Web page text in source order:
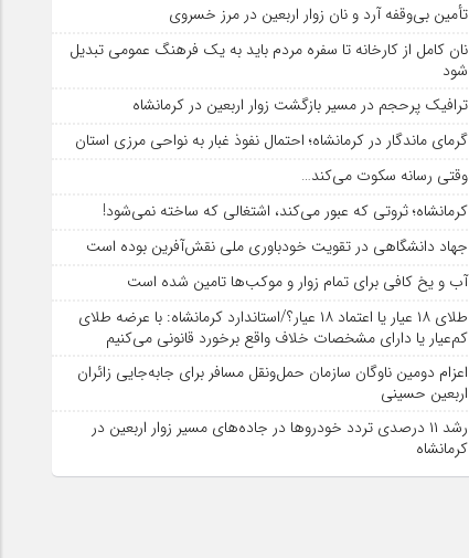
تأمین بی‌وقفه آرد و نان زوار اربعین در مرز خسروی
نان کامل از کارخانه تا سفره مردم باید به یک فرهنگ عمومی تبدیل
شود
ترافیک پرحجم در مسیر بازگشت زوار اربعین در کرمانشاه
گرمای ماندگار در کرمانشاه؛ احتمال نفوذ غبار به نواحی مرزی استان
وقتی رسانه سکوت می‌کند…
کرمانشاه؛ ثروتی که عبور می‌کند، اشتغالی که ساخته نمی‌شود!
جهاد دانشگاهی در تقویت خودباوری ملی نقش‌آفرین بوده است
آب و یخ کافی برای تمام زوار و موکب‌ها تامین شده است
طلای ۱۸ عیار یا اعتماد ۱۸ عیار؟/استاندارد کرمانشاه: با عرضه طلای
کم‌عیار یا دارای مشخصات خلاف واقع برخورد قانونی می‌کنیم
اعزام دومین ناوگان سازمان حمل‌ونقل مسافر برای جابه‌جایی زائران
اربعین حسینی
رشد ۱۱ درصدی تردد خودروها در جاده‌های مسیر زوار اربعین در
کرمانشاه